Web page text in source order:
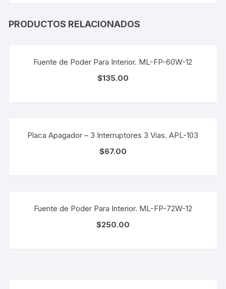
PRODUCTOS RELACIONADOS
Fuente de Poder Para Interior. ML-FP-60W-12
$135.00
Placa Apagador – 3 Interruptores 3 Vias. APL-103
$67.00
Fuente de Poder Para Interior. ML-FP-72W-12
$250.00